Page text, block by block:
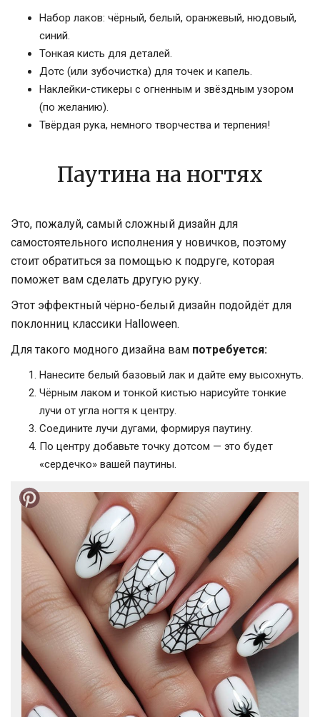
Набор лаков: чёрный, белый, оранжевый, нюдовый,
синий.
Тонкая кисть для деталей.
Дотс (или зубочистка) для точек и капель.
Наклейки-стикеры с огненным и звёздным узором
(по желанию).
Твёрдая рука, немного творчества и терпения!
Паутина на ногтях
Это, пожалуй, самый сложный дизайн для
самостоятельного исполнения у новичков, поэтому
стоит обратиться за помощью к подруге, которая
поможет вам сделать другую руку.
Этот эффектный чёрно-белый дизайн подойдёт для
поклонниц классики Halloween.
Для такого модного дизайна вам потребуется:
Нанесите белый базовый лак и дайте ему высохнуть.
Чёрным лаком и тонкой кистью нарисуйте тонкие
лучи от угла ногтя к центру.
Соедините лучи дугами, формируя паутину.
По центру добавьте точку дотсом — это будет
«сердечко» вашей паутины.